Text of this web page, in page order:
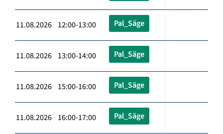
11.08.2026 12:00-13:00 Pal_Säge
11.08.2026 13:00-14:00 Pal_Säge
11.08.2026 15:00-16:00 Pal_Säge
11.08.2026 16:00-17:00 Pal_Säge